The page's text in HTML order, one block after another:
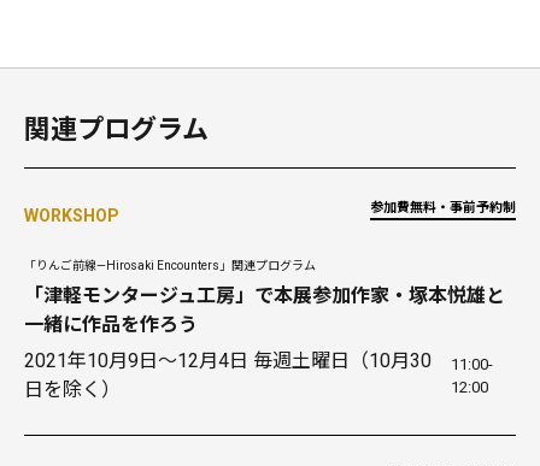
関連プログラム
WORKSHOP 参加費無料・事前予約制
「りんご前線—Hirosaki Encounters」関連プログラム
「津軽モンタージュ工房」で本展参加作家・塚本悦雄と
一緒に作品を作ろう
2021年10月9日〜12月4日 毎週土曜日（10月30
日を除く）
11:00-
12:00